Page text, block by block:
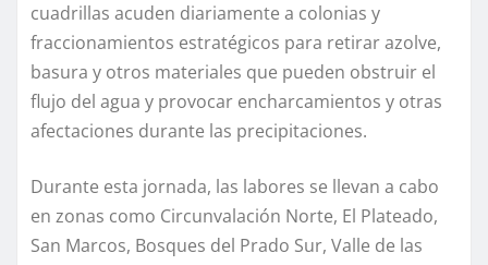
cuadrillas acuden diariamente a colonias y
fraccionamientos estratégicos para retirar azolve,
basura y otros materiales que pueden obstruir el
flujo del agua y provocar encharcamientos y otras
afectaciones durante las precipitaciones.
Durante esta jornada, las labores se llevan a cabo
en zonas como Circunvalación Norte, El Plateado,
San Marcos, Bosques del Prado Sur, Valle de las